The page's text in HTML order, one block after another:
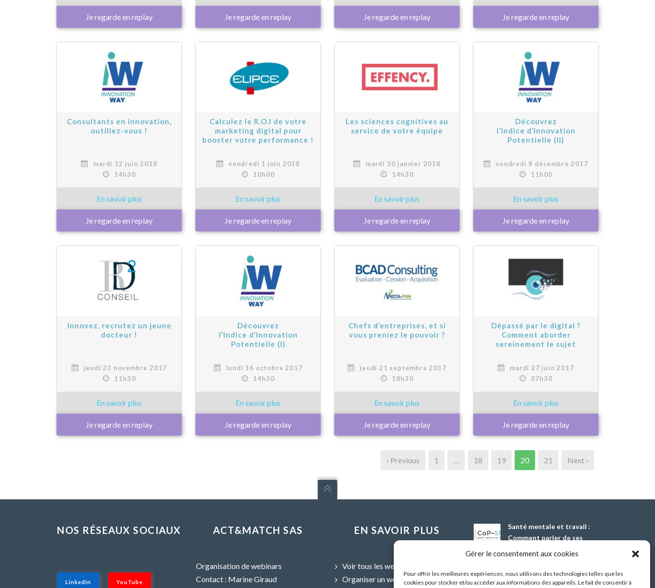
Gérer le consentement aux cookies
Pour offrir les meilleures expériences, nous utilisons des technologies telles que les
cookies pour stocker et/ou accéder aux informations des appareils. Le fait de consentir à
Je regarde en replay Je regarde en replay Je regarde en replay Je regarde en replay
Consultants en innovation,
outillez-vous !
mardi 12 juin 2018
14h30
Je regarde en replay
Calculez le R.O.I de votre
marketing digital pour
booster votre performance !
vendredi 1 juin 2018
10h00
Je regarde en replay
Les sciences cognitives au
service de votre équipe
mardi 30 janvier 2018
14h30
Je regarde en replay
Découvrez
l’Indice d’Innovation
Potentielle (II)
vendredi 8 décembre 2017
11h00
Je regarde en replay
Innovez, recrutez un jeune
docteur !
jeudi 23 novembre 2017
11h30
Je regarde en replay
Découvrez
l’Indice d’Innovation
Potentielle (I)
lundi 16 octobre 2017
14h30
Je regarde en replay
Chefs d’entreprises, et si
vous preniez le pouvoir ?
jeudi 21 septembre 2017
18h30
Je regarde en replay
Dépassé par le digital ?
Comment aborder
sereinement le sujet
mardi 27 juin 2017
07h30
Je regarde en replay
‹ Previous 1 … 18 19 20 21 Next ›
NOS RÉSEAUX SOCIAUX
LinkedIn YouTube
ACT&MATCH SAS
Organisation de webinars
Contact : Marine Giraud
EN SAVOIR PLUS
Voir tous les webinars
Organiser un webinar
Santé mentale et travail :
Comment parler de ses
13 Oct 2026
Démonstrateur d’éclairage